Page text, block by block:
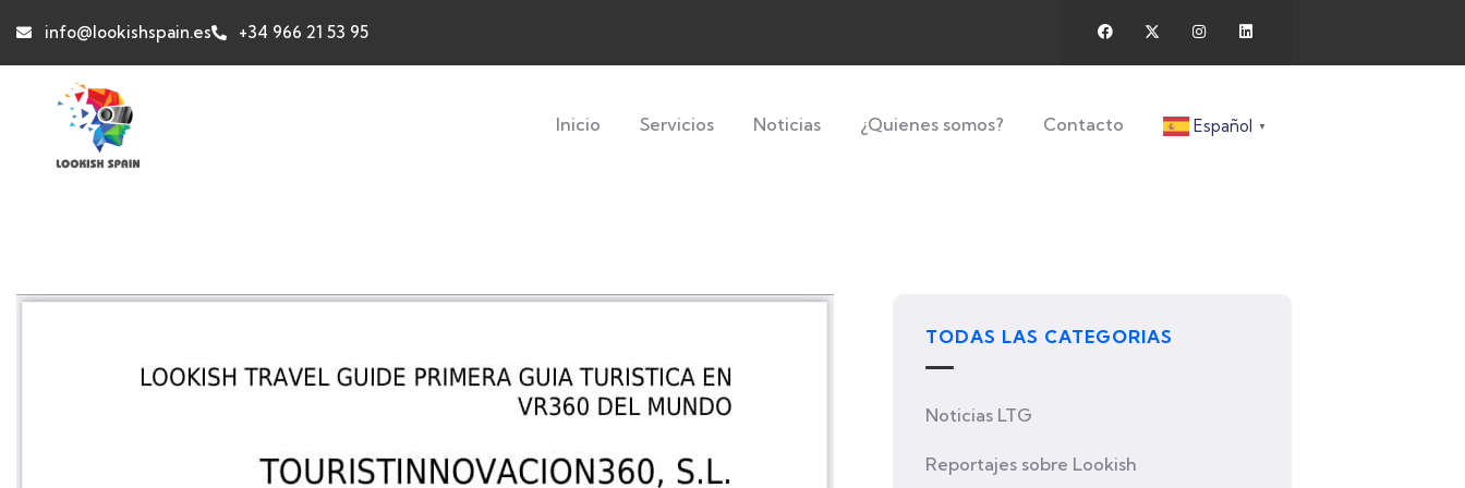
info@lookishspain.es +34 966 21 53 95
Inicio Servicios Noticias ¿Quienes somos? Contacto Español ▼
TODAS LAS CATEGORIAS
Noticias LTG
Reportajes sobre Lookish